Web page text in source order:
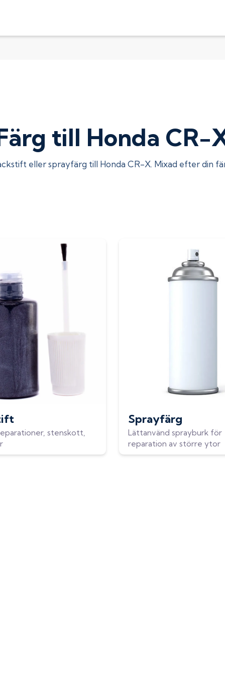
till Honda CR-
eller sprayfärg till Honda CR-X. Mixad efter din
stenskott,
Sprayfärg
Lättanvänd sprayburk för
reparation av större ytor